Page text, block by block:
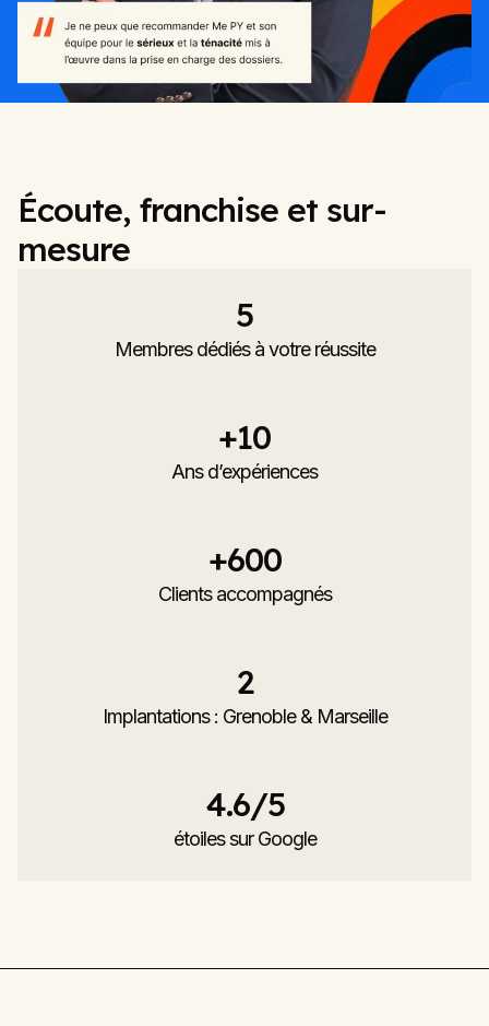
Écoute, franchise et sur-
mesure
Membres dédiés à votre réussite
5
Ans d’expériences
+10
Clients accompagnés
+600
Implantations : Grenoble & Marseille
2
étoiles sur Google
4.6/5